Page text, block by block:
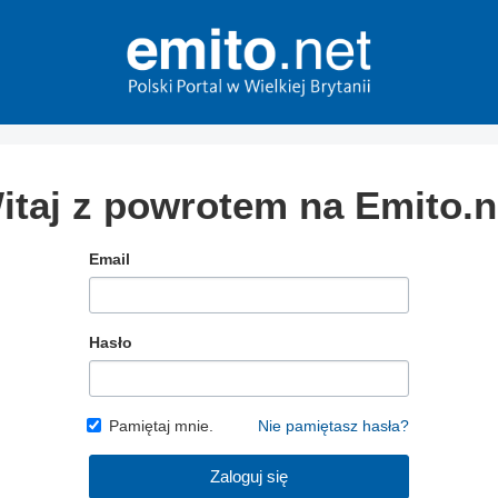
z powrotem na
Email
Hasło
Pamiętaj mnie. Nie pamiętasz hasła?
Zaloguj się